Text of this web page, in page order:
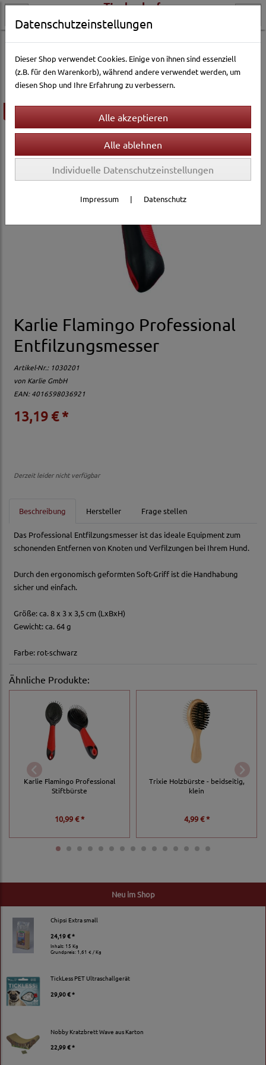
Neu im Shop
Chipsi Extra small
24,19 € *
Inhalt: 15 Kg
Grundpreis:1,61 € / Kg
TickLess PET Ultraschallgerät
29,90 € *
Nobby Kratzbrett Wave aus Karton
22,99 € *
Hundewelt Pflege & Gesundheit
Fellpflege
Hundebürsten & Striegel
Karlie Flamingo Professional
Entfilzungsmesser
Artikel-Nr.: 1030201
von Karlie GmbH
EAN: 4016598036921
13,19 € *
Derzeit leider nicht verfügbar
Beschreibung Hersteller Frage stellen
Das Professional Entfilzungsmesser ist das ideale Equipment zum
schonenden Entfernen von Knoten und Verfilzungen bei Ihrem Hund.
Durch den ergonomisch geformten Soft-Griff ist die Handhabung
sicher und einfach.
Größe: ca. 8 x 3 x 3,5 cm (LxBxH)
Gewicht: ca. 64 g
Farbe: rot-schwarz
Ähnliche Produkte:
Karlie Flamingo Professional
Stiftbürste
10,99 € *
Trixie Holzbürste - beidseitig,
klein
4,99 € *
Datenschutzeinstellungen
Dieser Shop verwendet Cookies. Einige von ihnen sind essenziell
(z.B. für den Warenkorb), während andere verwendet werden, um
diesen Shop und Ihre Erfahrung zu verbessern.
Individuelle Datenschutzeinstellungen
Impressum | Datenschutz